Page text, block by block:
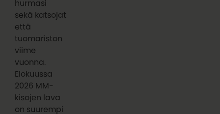
hurmasi
sekä katsojat
että
tuomariston
viime
vuonna.
Elokuussa
2026 MM-
kisojen lava
on suurempi